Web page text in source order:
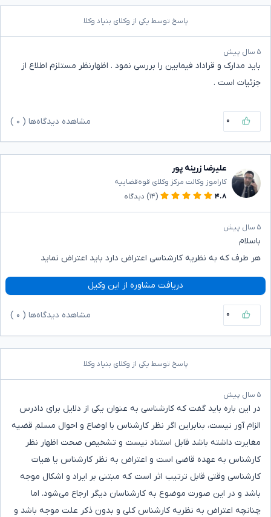
پاسخ توسط یکی از وکلای بنیاد وکلا
۵ سال پیش
باید مدارک و قراداد فیمابین را بررسی نمود . اظهارنظر مستلزم اطلاع از
جزئیات است .
۰ مشاهده دیدگاه‌ها ( ۰
علیرضا زرینه پور
کاراموز وکالت مرکز وکلای قوه‌قضاییه
۴.۸
(۱۴) دیدگاه
۵ سال پیش
باسلام
هر طرف که به نظریه کارشناسی اعتراض دارد باید اعتراض نماید
دریافت مشاوره از این وکیل
۰ مشاهده دیدگاه‌ها ( ۰
پاسخ توسط یکی از وکلای بنیاد وکلا
۵ سال پیش
در این باره باید گفت که کارشناسی به عنوان یکی از دلایل برای دادرس
الزام آور نیست، بنابراین اگر نظر کارشناس با اوضاع و احوال مسلم قضیه
مغایرت داشته باشد قابل استناد نیست و تشخیص صحت اظهار نظر
کارشناس به‌ عهده قاضی است و اعتراض به نظر کارشناس یا هیات
کارشناسی وقتی قابل ترتیب اثر است که مبتنی بر ایراد و اشکال موجه
باشد و در این صورت موضوع به کارشناسان دیگر ارجاع می‌شود. اما
چنانچه اعتراض به نظریه کارشناس کلی و بدون ذکر علت موجه باشد و